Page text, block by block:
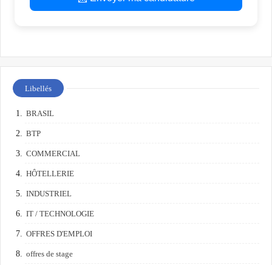
Libellés
BRASIL
BTP
COMMERCIAL
HÔTELLERIE
INDUSTRIEL
IT / TECHNOLOGIE
OFFRES D'EMPLOI
offres de stage